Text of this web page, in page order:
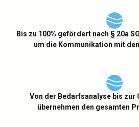
Bis zu 100% gefördert nach § 20a
um die Kommunikation mit
Von der Bedarfsanalyse bis zur
übernehmen den gesamten